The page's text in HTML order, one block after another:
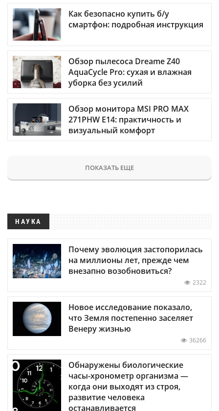
Как безопасно купить б/у
смартфон: подробная инструкция
Обзор пылесоса Dreame Z40
AquaCycle Pro: сухая и влажная
уборка без усилий
Обзор монитора MSI PRO MAX
271PHW E14: практичность и
визуальный комфорт
ПОКАЗАТЬ ЕЩЕ
НАУКА
Почему эволюция застопорилась
на миллионы лет, прежде чем
внезапно возобновиться?
2322
Новое исследование показало,
что Земля постепенно заселяет
Венеру жизнью
36266
Обнаружены биологические
часы-хронометр организма —
когда они выходят из строя,
развитие человека
останавливается